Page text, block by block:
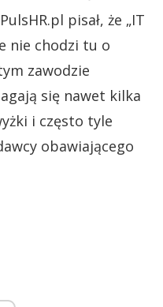
pisał, że „IT
nie chodzi tu o
zawodzie
się nawet kilka
i często tyle
obawiającego